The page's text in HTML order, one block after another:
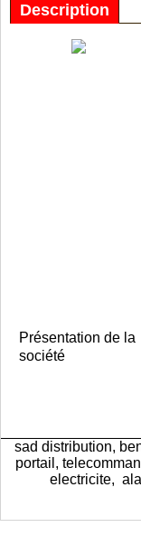
Description
Présentation de la
société
sad distribution,
portail,
electricite,